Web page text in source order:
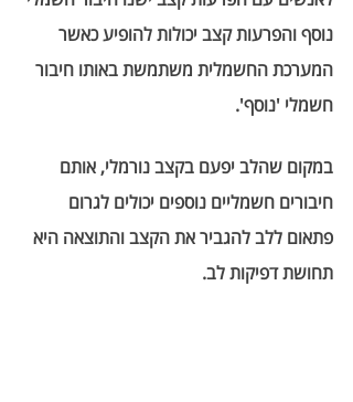
נוסף והפרעות קצב יכולות להופיע כאשר
המערכת החשמלית משתמשת באותו חיבור
חשמלי 'נוסף'.
במקום שהלב יפעם בקצב נורמלי, אותם
חיבורים חשמליים נוספים יכולים לגרום
פתאום ללב להגביר את הקצב והתוצאה היא
תחושת דפיקות לב.